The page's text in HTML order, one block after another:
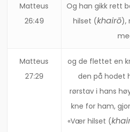
Matteus
26:49
Og han gikk rett
hilset (khairō),
Matteus
27:29
og de flettet en
den på hodet
rørstav i hans
kne for ham,
«Vær hilset (